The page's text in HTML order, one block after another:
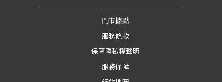
門市據點
服務條款
保障隱私權聲明
服務保障